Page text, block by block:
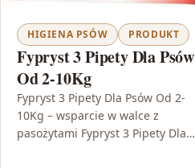
HIGIENA PSÓW PRODUKT
Fypryst 3 Pipety Dla Psów
Od 2-10Kg
Fypryst 3 Pipety Dla Psów Od 2-
10Kg – wsparcie w walce z
pasożytami Fypryst 3 Pipety Dla